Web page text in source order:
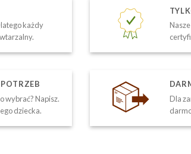
każdy
wybrać? Napisz.
dziecka.
Dla